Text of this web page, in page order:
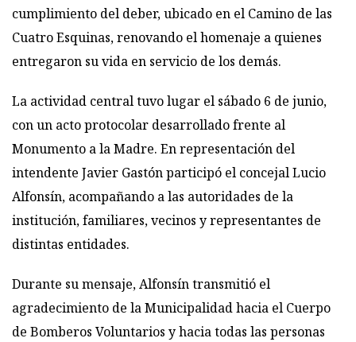
cumplimiento del deber, ubicado en el Camino de las
Cuatro Esquinas, renovando el homenaje a quienes
entregaron su vida en servicio de los demás.
La actividad central tuvo lugar el sábado 6 de junio,
con un acto protocolar desarrollado frente al
Monumento a la Madre. En representación del
intendente Javier Gastón participó el concejal Lucio
Alfonsín, acompañando a las autoridades de la
institución, familiares, vecinos y representantes de
distintas entidades.
Durante su mensaje, Alfonsín transmitió el
agradecimiento de la Municipalidad hacia el Cuerpo
de Bomberos Voluntarios y hacia todas las personas